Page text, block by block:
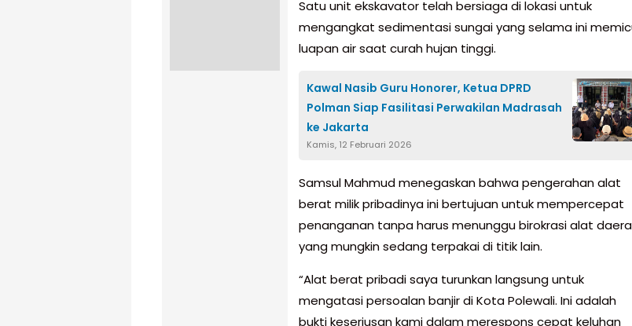
Satu unit ekskavator telah bersiaga di lokasi untuk
mengangkat sedimentasi sungai yang selama ini
luapan air saat curah hujan tinggi.
Kawal Nasib Guru Honorer, Ketua DPRD
Polman Siap Fasilitasi Perwakilan Madrasah
ke Jakarta
Kamis, 12 Februari 2026
Samsul Mahmud menegaskan bahwa pengerahan alat
berat milik pribadinya ini bertujuan untuk mempercepat
penanganan tanpa harus menunggu birokrasi alat
yang mungkin sedang terpakai di titik lain.
“Alat berat pribadi saya turunkan langsung untuk
mengatasi persoalan banjir di Kota Polewali. Ini adalah
bukti keseriusan kami dalam merespons cepat keluhan